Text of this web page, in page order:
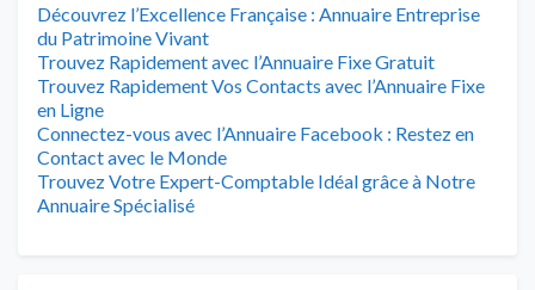
Découvrez l’Excellence Française : Annuaire Entreprise
du Patrimoine Vivant
Trouvez Rapidement avec l’Annuaire Fixe Gratuit
Trouvez Rapidement Vos Contacts avec l’Annuaire Fixe
en Ligne
Connectez-vous avec l’Annuaire Facebook : Restez en
Contact avec le Monde
Trouvez Votre Expert-Comptable Idéal grâce à Notre
Annuaire Spécialisé